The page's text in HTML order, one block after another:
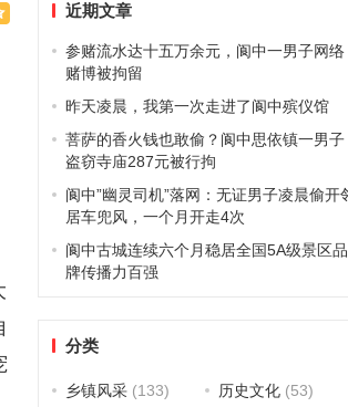
近期文章
参赌流水达十五万余元，阆中一男子网络
赌博被拘留
昨天凌晨，我第一次走进了阆中殡仪馆
菩萨的香火钱也敢偷？阆中思依镇一男子
盗窃寺庙287元被行拘
阆中”幽灵司机”落网：无证男子凌晨偷开
居车兜风，一个月开走4次
阆中古城连续六个月稳居全国5A级景区品
牌传播力百强
分类
乡镇风采(133) 历史文化(53)